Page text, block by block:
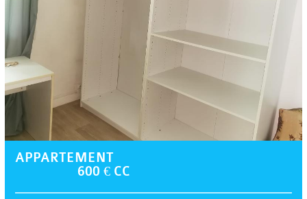
APPARTEMENT
600 € CC